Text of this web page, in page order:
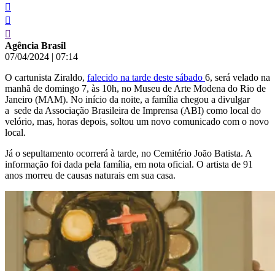
Agência Brasil
07/04/2024 | 07:14
O cartunista Ziraldo, falecido na tarde deste sábado 6, será velado na
manhã de domingo 7, às 10h, no Museu de Arte Modena do Rio de
Janeiro (MAM). No início da noite, a família chegou a divulgar
a sede da Associação Brasileira de Imprensa (ABI) como local do
velório, mas, horas depois, soltou um novo comunicado com o novo
local.
Já o sepultamento ocorrerá à tarde, no Cemitério João Batista. A
informação foi dada pela família, em nota oficial. O artista de 91
anos morreu de causas naturais em sua casa.